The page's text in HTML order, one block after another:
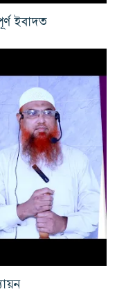
ইবাদত